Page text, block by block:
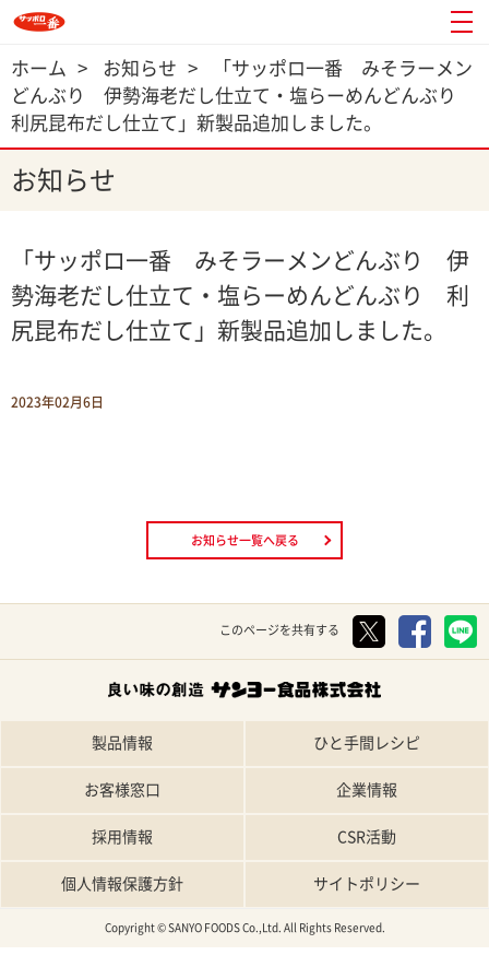
ホーム > お知らせ >
「サッポロ一番 みそラーメン
どんぶり 伊勢海老だし仕立て・塩らーめんどんぶり
利尻昆布だし仕立て」新製品追加しました。
お知らせ
「サッポロ一番 みそラーメンどんぶり 伊
勢海老だし仕立て・塩らーめんどんぶり 利
尻昆布だし仕立て」新製品追加しました。
2023年02月6日
お知らせ一覧へ戻る
このページを共有する
製品情報 ひと手間レシピ
お客様窓口 企業情報
採用情報 CSR活動
個人情報保護方針 サイトポリシー
Copyright © SANYO FOODS Co.,Ltd. All Rights Reserved.